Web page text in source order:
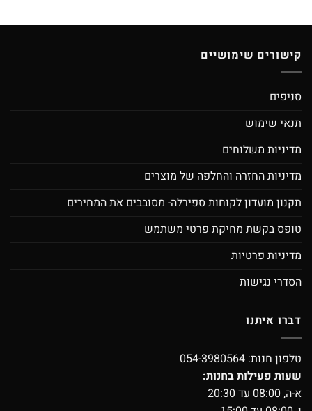
קישורים שימושיים
סניפים
תנאי שימוש
מדיניות משלוחים
מדיניות החזרה והחלפה של מוצרים
תקנון מועדון לקוחות ספירלה- מסובבים את המחירים
טופס בקשת מחיקת פרטי משתמש
מדיניות פרטיות
הסדרי נגישות
דברו איתנו
טלפון חנות: 054-3980564
שעות פעילות בחנות:
א-ה, 08:00 עד 20:30